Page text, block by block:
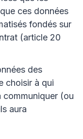
ces données
fondés sur
(article 20
des
choisir à qui
communiquer (ou
aura